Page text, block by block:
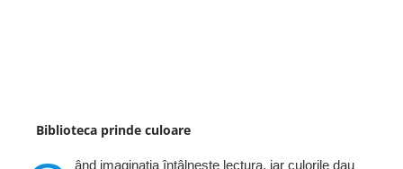
Biblioteca prinde culoare
ând imaginația întâlnește lectura, iar culorile dau